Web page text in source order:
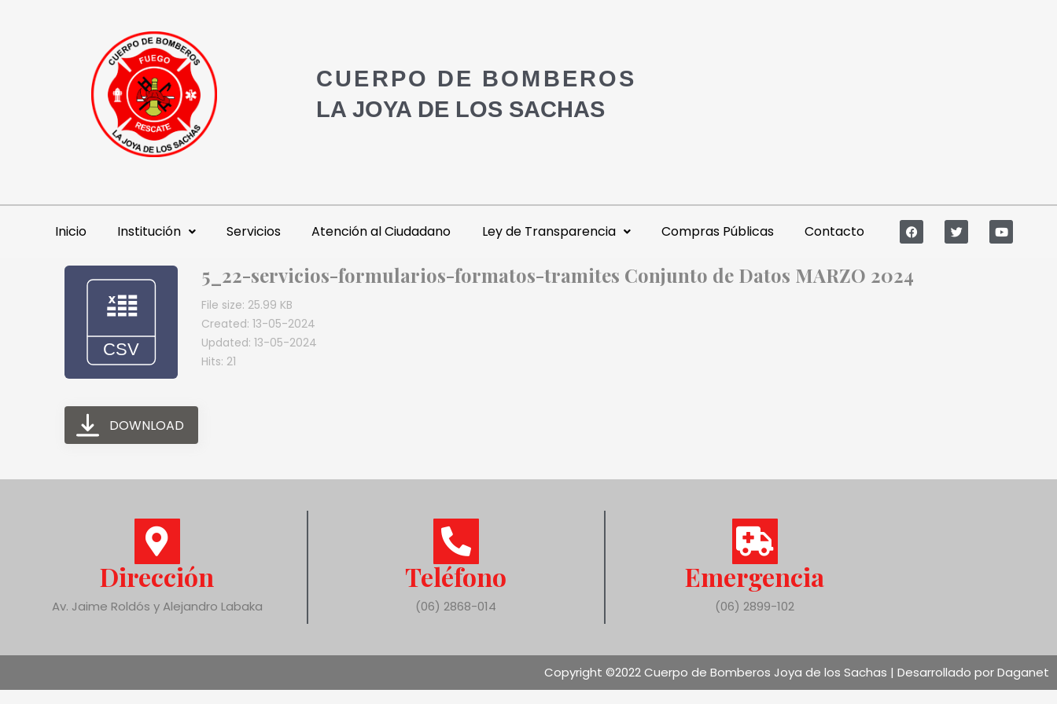
CUERPO DE BOMBEROS
LA JOYA DE LOS SACHAS
Inicio Institución Servicios Atención al Ciudadano Ley de Transparencia Compras Públicas Contacto
5_22-servicios-formularios-formatos-tramites Conjunto de Datos MARZO 2024
File size: 25.99 KB
Created: 13-05-2024
Updated: 13-05-2024
Hits: 21
DOWNLOAD
Dirección
Av. Jaime Roldós y Alejandro Labaka
Teléfono
(06) 2868-014
Emergencia
(06) 2899-102
Copyright ©2022 Cuerpo de Bomberos Joya de los Sachas | Desarrollado por Daganet